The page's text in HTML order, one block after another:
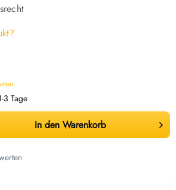
3 Tage
In den Warenkorb